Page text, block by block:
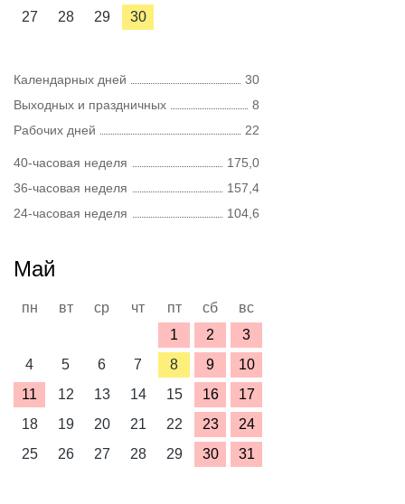
27
28 29 30
Календарных дней
30
Выходных и праздничных
8
Рабочих дней
22
40-часовая неделя
175,0
36-часовая неделя
157,4
24-часовая неделя
104,6
Май
пн вт ср чт пт сб
вс
1
2
3
4
5 6 7 8 9
10
11
12 13 14 15 16
17
18
19 20 21 22 23
24
25
26 27 28 29 30 31